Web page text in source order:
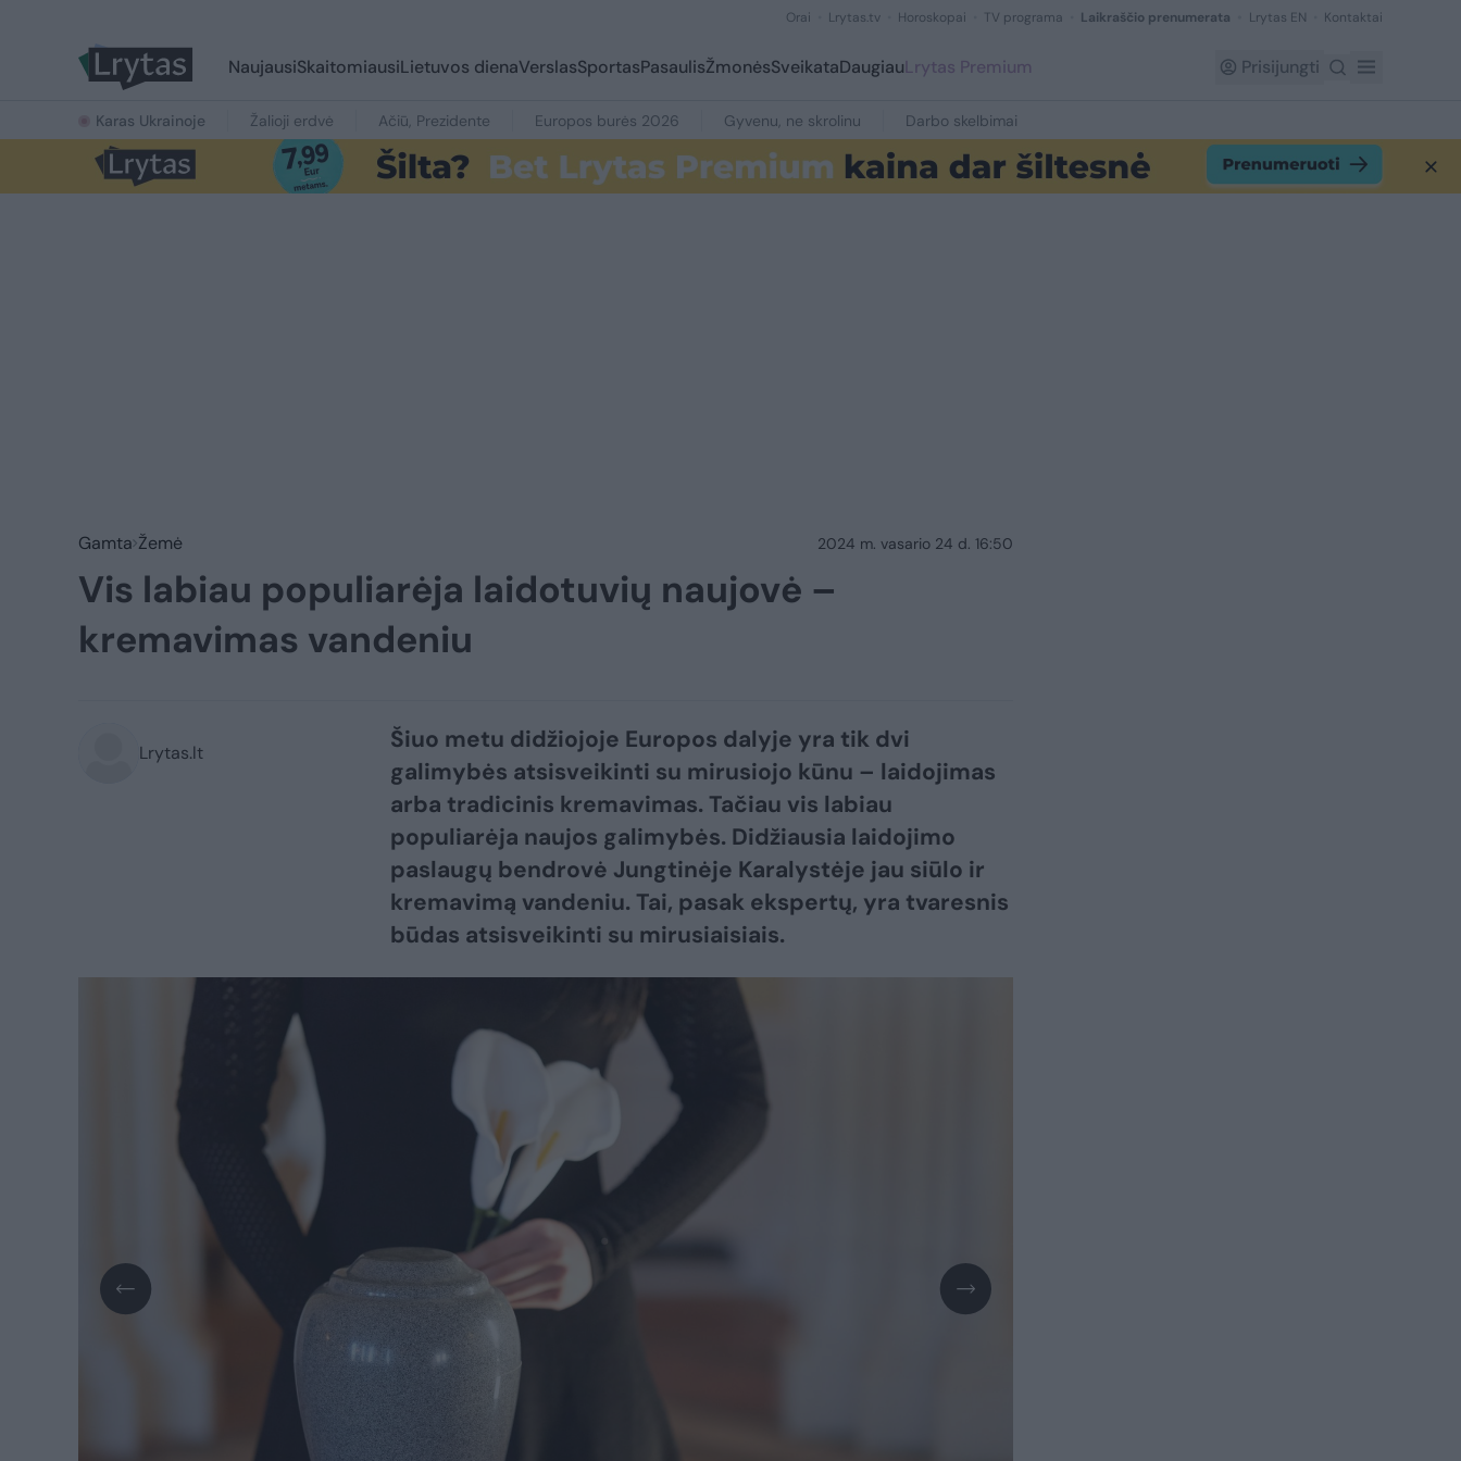
Orai Lrytas.tv Horoskopai TV programa Laikraščio prenumerata Lrytas EN Kontaktai
NaujausiSkaitomiausiLietuvos dienaVerslasSportasPasaulisŽmonėsSveikataDaugiauLrytas Premium Prisijungti
Karas Ukrainoje Žalioji erdvė Ačiū, Prezidente Europos burės 2026 Gyvenu, ne skrolinu Darbo skelbimai
Gamta Žemė 2024 m. vasario 24 d. 16:50
Vis labiau populiarėja laidotuvių naujovė –
kremavimas vandeniu
Lrytas.lt
Šiuo metu didžiojoje Europos dalyje yra tik dvi
galimybės atsisveikinti su mirusiojo kūnu – laidojimas
arba tradicinis kremavimas. Tačiau vis labiau
populiarėja naujos galimybės. Didžiausia laidojimo
paslaugų bendrovė Jungtinėje Karalystėje jau siūlo ir
kremavimą vandeniu. Tai, pasak ekspertų, yra tvaresnis
būdas atsisveikinti su mirusiaisiais.